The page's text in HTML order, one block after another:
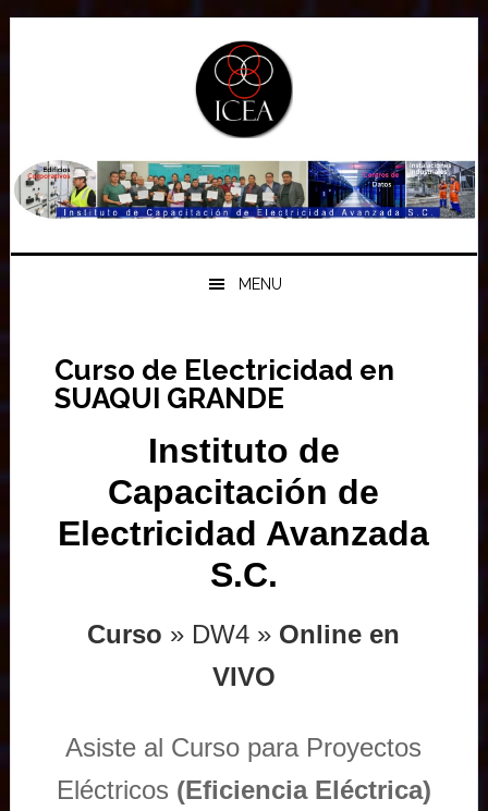
Saltar
Saltar
Saltar
principal
MENU
Curso de Electricidad en
SUAQUI GRANDE
Instituto de
Capacitación de
Electricidad Avanzada
S.C.
Curso » DW4 » Online en
VIVO
Asiste al Curso para Proyectos
Eléctricos (Eficiencia Eléctrica)